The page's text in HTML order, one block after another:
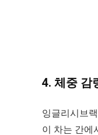
4. 체중 감
잉글리시브
이 차는 간에